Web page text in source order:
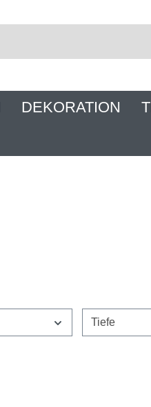
DEKORATION
Tiefe